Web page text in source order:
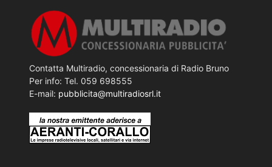
Contatta Multiradio, concessionaria di Radio Bruno
Per info: Tel. 059 698555
E-mail: pubblicita@multiradiosrl.it